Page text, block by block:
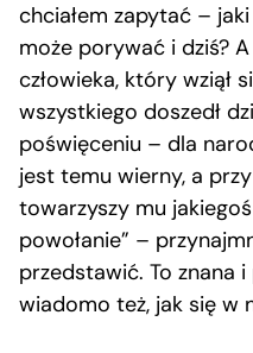
chciałem zapytać –
może porywać i dziś?
człowieka, który wziął
wszystkiego doszedł
poświęceniu – dla
jest temu wierny, a
towarzyszy mu
powołanie” –
przedstawić. To znana
wiadomo też, jak się w